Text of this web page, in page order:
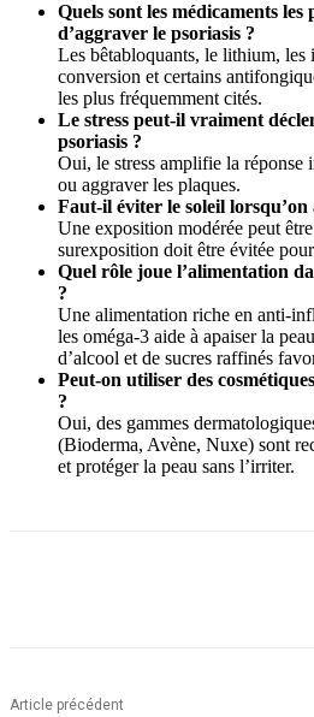
Quels sont les médicaments les
d’aggraver le psoriasis ?
Les bêtabloquants, le lithium, les
conversion et certains
les plus fréquemment cités.
Le stress peut-il vraiment
psoriasis ?
Oui, le stress amplifie la réponse
ou aggraver les plaques.
Faut-il éviter le soleil lorsqu’on
Une exposition modérée peut
surexposition doit être évitée
Quel rôle joue l’alimentation
?
Une alimentation riche en anti-
les oméga-3 aide à apaiser la
d’alcool et de sucres raffinés
Peut-on utiliser des
?
Oui, des gammes
(Bioderma, Avène, Nuxe) sont
et protéger la peau sans l’irriter.
Article précédent